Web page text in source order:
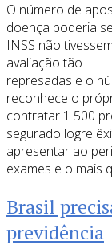
O número de
doença poderia
INSS não
avaliação tão
represadas e o
reconhece o
contratar 1 500
segurado logre
apresentar ao
exames e o
Brasil
previdência